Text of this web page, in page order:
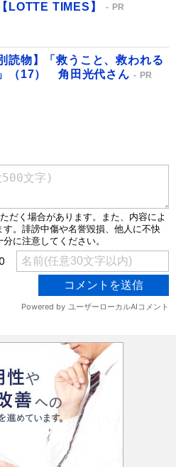
LOTTE TIMES】
PR
読物】「救うこと、救われる
（17） 角田光代さん
PR